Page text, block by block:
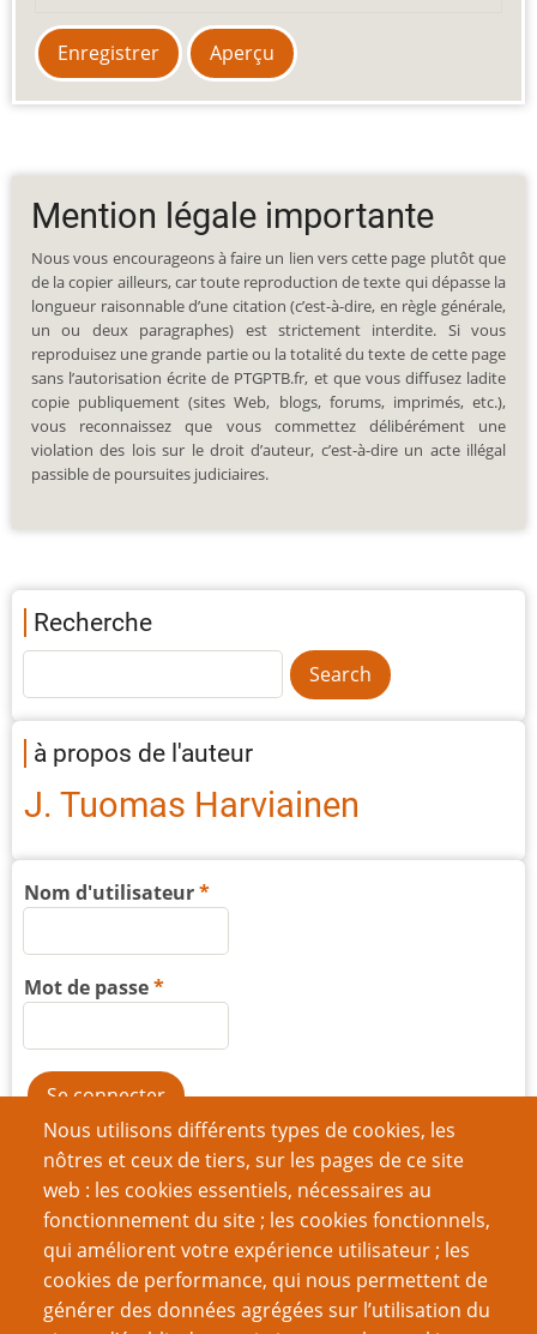
Nous utilisons différents types de cookies, les
nôtres et ceux de tiers, sur les pages de ce site
web : les cookies essentiels, nécessaires au
fonctionnement du site ; les cookies fonctionnels,
qui améliorent votre expérience utilisateur ; les
cookies de performance, qui nous permettent de
générer des données agrégées sur l’utilisation du
Mention légale importante
Nous vous encourageons à faire un lien vers cette page plutôt que
de la copier ailleurs, car toute reproduction de texte qui dépasse la
longueur raisonnable d’une citation (c’est-à-dire, en règle générale,
un ou deux paragraphes) est strictement interdite. Si vous
reproduisez une grande partie ou la totalité du texte de cette page
sans l’autorisation écrite de PTGPTB.fr, et que vous diffusez ladite
copie publiquement (sites Web, blogs, forums, imprimés, etc.),
vous reconnaissez que vous commettez délibérément une
violation des lois sur le droit d’auteur, c’est-à-dire un acte illégal
passible de poursuites judiciaires.
Recherche
à propos de l'auteur
J. Tuomas Harviainen
Nom d'utilisateur
Mot de passe
Créer un nouveau compte
Réinitialiser votre mot de passe
Du même auteur
Le manifeste post-bjorneborgien revisité